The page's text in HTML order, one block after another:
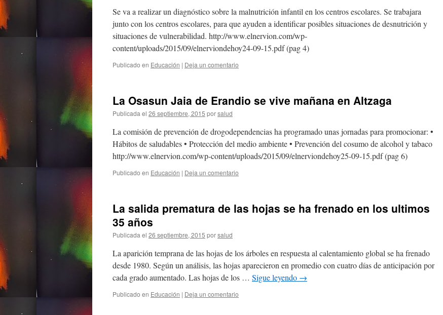
Se va a realizar un diagnóstico sobre la malnutrición infantil en los centros escolares. Se trabajara
junto con los centros escolares, para que ayuden a identificar posibles situaciones de desnutrición y
situaciones de vulnerabilidad. http://www.elnervion.com/wp-
content/uploads/2015/09/elnerviondehoy24-09-15.pdf (pag 4)
Publicado en Educación | Deja un comentario
La Osasun Jaia de Erandio se vive mañana en Altzaga
Publicada el 26 septiembre, 2015 porsalud
La comisión de prevención de drogodependencias ha programado unas jornadas para promocionar: •
Hábitos de saludables • Protección del medio ambiente • Prevención del cosumo de alcohol y tabaco
http://www.elnervion.com/wp-content/uploads/2015/09/elnerviondehoy25-09-15.pdf (pag 6)
Publicado en Educación | Deja un comentario
La salida prematura de las hojas se ha frenado en los ultimos
35 años
Publicada el 26 septiembre, 2015 porsalud
La aparición temprana de las hojas de los árboles en respuesta al calentamiento global se ha frenado
desde 1980. Según un análisis, las hojas aparecieron en promedio con cuatro días de anticipación por
cada grado aumentado. Las hojas de los … Sigue leyendo →
Publicado en Educación | Deja un comentario